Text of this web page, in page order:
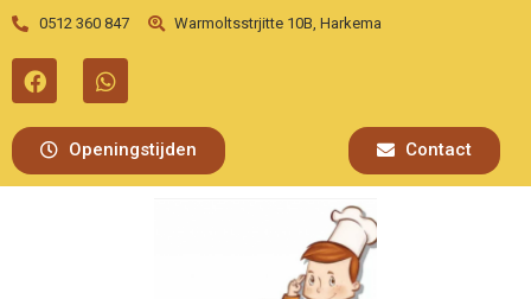
0512 360 847 Warmoltsstrjitte 10B, Harkema
Openingstijden Contact